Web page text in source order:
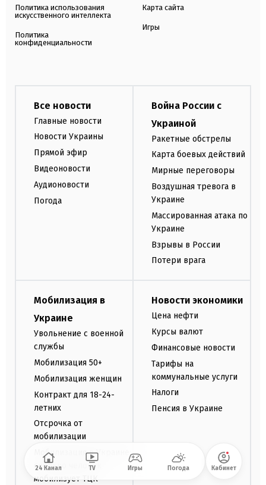
Политика использования
искусственного интеллекта
Политика
конфиденциальности
Карта сайта
Игры
Все новости
Главные новости
Новости Украины
Прямой эфир
Видеоновости
Аудионовости
Погода
Война России с
Украиной
Ракетные обстрелы
Карта боевых действий
Мирные переговоры
Воздушная тревога в
Украине
Массированная атака по
Украине
Взрывы в России
Потери врага
Мобилизация в
Украине
Увольнение с военной
службы
Мобилизация 50+
Мобилизация женщин
Контракт для 18-24-
летних
Отсрочка от
мобилизации
Мобилизация в Украине:
сколько человек
мобилизует ТЦК
Новости экономики
Цена нефти
Курсы валют
Финансовые новости
Тарифы на
коммунальные услуги
Налоги
Пенсия в Украине
24 Канал TV Игры Погода Кабинет